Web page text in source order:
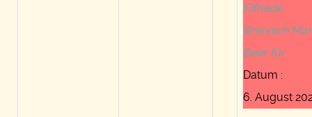
Elfriede
Brennich
Beer für
Datum :
6. August